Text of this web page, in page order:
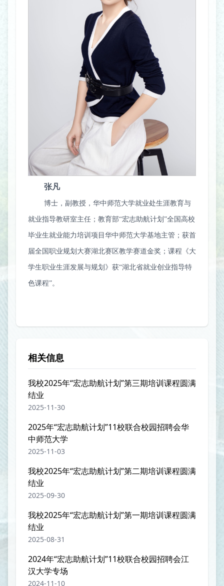
张凡
博士，副教授，华中师范大学就业处生涯教育与
就业指导教研室主任；教育部“宏志助航计划”全国高校
毕业生就业能力培训项目华中师范大学基地主管；获首
届全国职业规划大赛湖北赛区教学赛道金奖；课程《大
学生职业生涯发展与规划》获“湖北省就业创业指导特
色课程”。
相关信息
我校2025年“宏志助航计划”第三期培训课程圆满
结业
2025-11-30
2025年“宏志助航计划”11校联合校园招聘会华
中师范大学
2025-11-03
我校2025年“宏志助航计划”第二期培训课程圆满
结业
2025-09-30
我校2025年“宏志助航计划”第一期培训课程圆满
结业
2025-08-31
2024年“宏志助航计划”11校联合校园招聘会江
汉大学专场
2024-11-10